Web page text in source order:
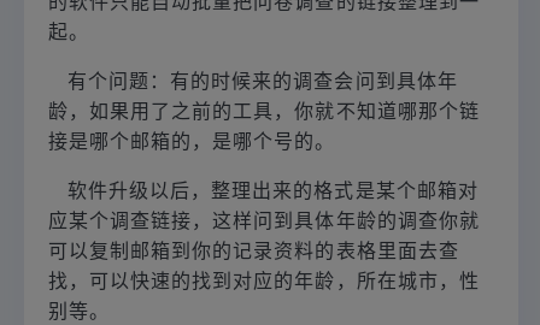
起。
有个问题：有的时候来的调查会问到具体年
龄，如果用了之前的工具，你就不知道哪那个链
接是哪个邮箱的，是哪个号的。
软件升级以后，整理出来的格式是某个邮箱对
应某个调查链接，这样问到具体年龄的调查你就
可以复制邮箱到你的记录资料的表格里面去查
找，可以快速的找到对应的年龄，所在城市，性
别等。